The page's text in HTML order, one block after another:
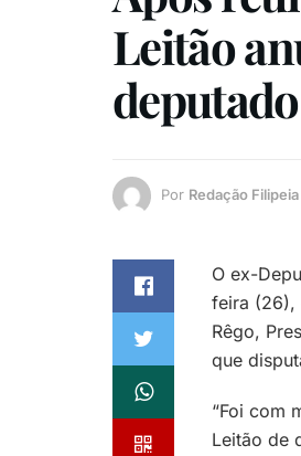
Leitão
Por Redação
O ex-
feira (26),
Rêgo,
que
“Foi com
Leitão de